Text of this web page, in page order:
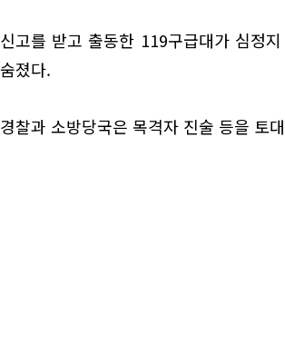
신고를 받고 출동한 119구급대가 심정
숨졌다.
경찰과 소방당국은 목격자 진술 등을 토